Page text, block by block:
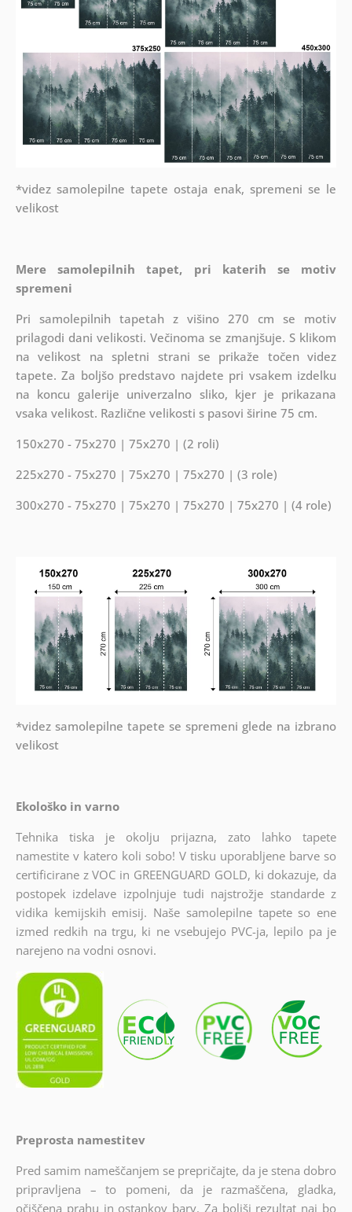
*videz samolepilne tapete ostaja enak, spremeni se le
velikost
Meresamolepilnih tapet, pri katerih se motiv
spremeni
Pri samolepilnih tapetah z višino 270 cm se motiv
prilagodi dani velikosti. Večinoma se zmanjšuje. S klikom
na velikost na spletni strani se prikaže točen videz
tapete. Za boljšo predstavo najdete pri vsakem izdelku
na koncu galerije univerzalno sliko, kjer je prikazana
vsaka velikost. Različne velikosti s pasovi širine 75 cm.
150x270 - 75x270 | 75x270 | (2 roli)
225x270 - 75x270 | 75x270 | 75x270 | (3 role)
300x270 - 75x270 | 75x270 | 75x270 | 75x270 | (4 role)
*videz samolepilne tapete se spremeni glede na izbrano
velikost
Ekološko in varno
Tehnika tiska je okolju prijazna, zato lahko tapete
namestite v katero koli sobo! V tisku uporabljene barve so
certificirane z VOC in GREENGUARD GOLD, ki dokazuje, da
postopek izdelave izpolnjuje tudi najstrožje standarde z
vidika kemijskih emisij. Naše samolepilne tapete so ene
izmed redkih na trgu, ki ne vsebujejo PVC-ja, lepilo pa je
narejeno na vodni osnovi.
Preprosta namestitev
Pred samim nameščanjem se prepričajte, da je stena dobro
pripravljena – to pomeni, da je razmaščena, gladka,
očiščena prahu in ostankov barv. Za boljši rezultat naj bo